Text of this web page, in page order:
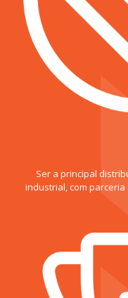
Ser a principal
industrial, com